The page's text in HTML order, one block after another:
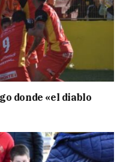
donde «el diablo